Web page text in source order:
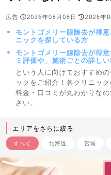
広告 2026年08月08日 2026年
モントゴメリー腺除去が得
ニックを探している方
モントゴメリー腺除去が得
ミ評価や、施術ごとの詳し
という人に向けておすすめ
ックをご紹介！各クリニッ
料金・口コミが丸わかりな
さい。
エリアをさらに絞る
すべて 北海道 宮城